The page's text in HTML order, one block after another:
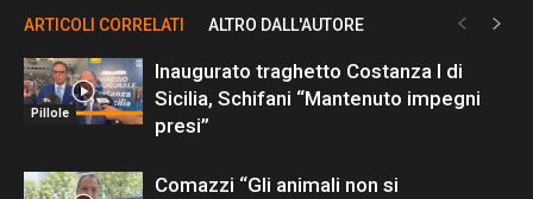
ARTICOLI CORRELATI ALTRO DALL'AUTORE
Pillole
Inaugurato traghetto Costanza I di
Sicilia, Schifani “Mantenuto impegni
presi”
Comazzi “Gli animali non si